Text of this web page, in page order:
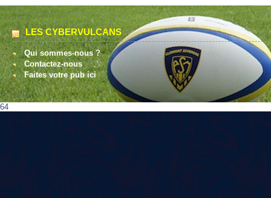
LES CYBERVULCANS
Qui sommes-nous ?
Contactez-nous
Faites votre pub ici
64